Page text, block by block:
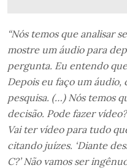
“Nós temos que analisar
mostre um áudio para
pergunta. Eu entendo
Depois eu faço um
pesquisa. (…) Nós temos
decisão. Pode fazer
Vai ter vídeo para tudo
citando juízes. ‘Diante
C?’ Não vamos ser